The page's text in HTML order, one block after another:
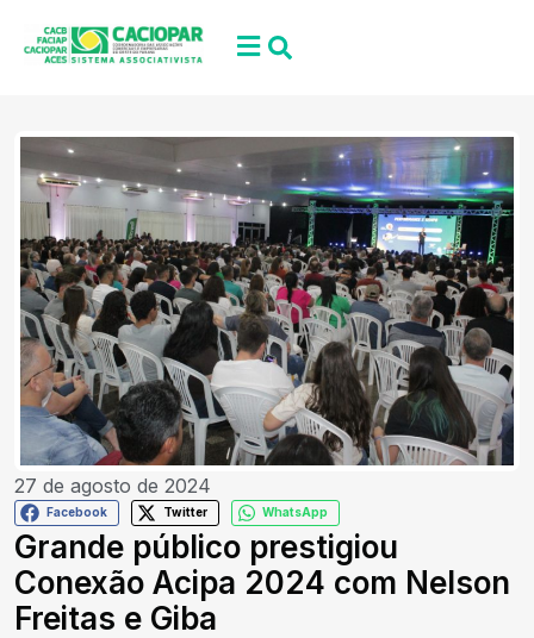
27 de agosto de 2024
Facebook Twitter WhatsApp
Grande público prestigiou
Conexão Acipa 2024 com Nelson
Freitas e Giba